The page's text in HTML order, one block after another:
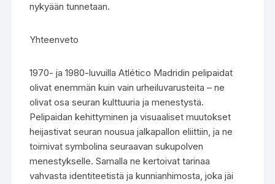
nykyään tunnetaan.
Yhteenveto
1970- ja 1980-luvuilla Atlético Madridin pelipaidat
olivat enemmän kuin vain urheiluvarusteita – ne
olivat osa seuran kulttuuria ja menestystä.
Pelipaidan kehittyminen ja visuaaliset muutokset
heijastivat seuran nousua jalkapallon eliittiin, ja ne
toimivat symbolina seuraavan sukupolven
menestykselle. Samalla ne kertoivat tarinaa
vahvasta identiteetistä ja kunnianhimosta, joka jäi